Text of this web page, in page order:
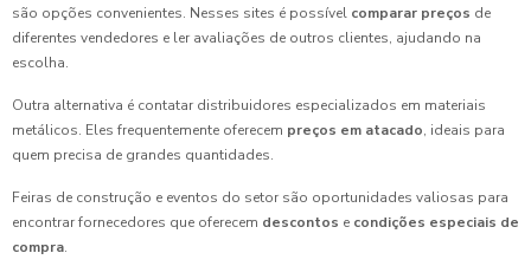
são opções convenientes. Nesses sites é possível comparar preços de
diferentes vendedores e ler avaliações de outros clientes, ajudando na
escolha.
Outra alternativa é contatar distribuidores especializados em materiais
metálicos. Eles frequentemente oferecem preços em atacado, ideais para
quem precisa de grandes quantidades.
Feiras de construção e eventos do setor são oportunidades valiosas para
encontrar fornecedores que oferecem descontos e condições especiais de
compra.